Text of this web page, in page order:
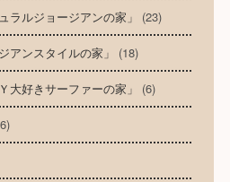
ルジョージアンの家」 (23)
ンスタイルの家」 (18)
好きサーファーの家」 (6)